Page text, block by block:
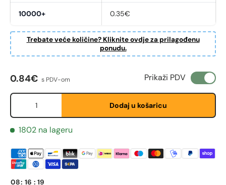
10000+ 0.35€
Trebate veće količine? Kliknite ovdje za prilagođenu
ponudu.
Fornavn *
Etternavn
E-post
Telefon
Redovna cijena
0.84€ s PDV-om Prikaži PDV
Količina
Dodaj u košaricu
1802 na lageru
08: 16 : 19